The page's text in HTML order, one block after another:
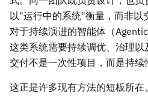
以"运行中的系统"衡量，而非
对于持续演进的智能体（
这类系统需要持续调优、治理
交付不是一次性项目，而是持续
这正是许多现有方法的短板所